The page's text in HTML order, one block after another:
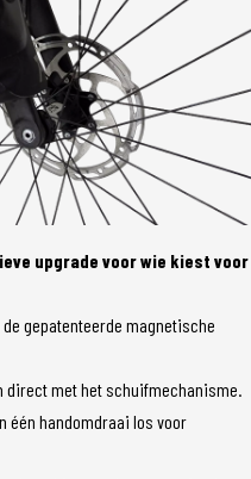
upgrade voor wie kiest voor
gepatenteerde magnetische
direct met het schuifmechanisme.
één handomdraai los voor